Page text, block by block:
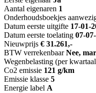
Aantal eigenaren 1
Onderhoudsboekjes
Datum eerste uitgifte 17-01-
Datum eerste toelating 07-
Nieuwprijs € 31.261,-
BTW verrekenbaar Nee,
Wegenbelasting (per
Co2 emissie 121 g/km
Emissie klasse 5
Energie label A